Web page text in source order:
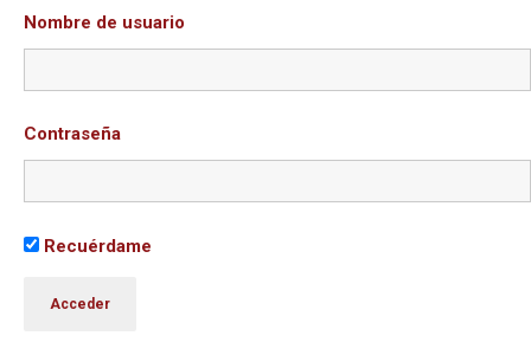
Nombre de usuario
Contraseña
Recuérdame